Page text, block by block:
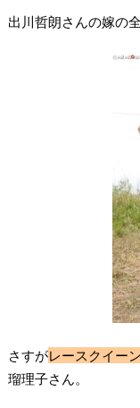
出川哲朗さんの嫁の
さすがレースクイー
瑠理子さん。